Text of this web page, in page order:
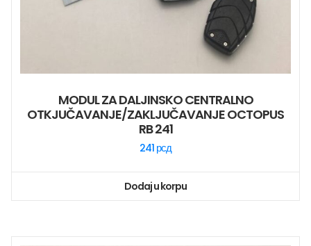
MODUL ZA DALJINSKO CENTRALNO
OTKJUČAVANJE/ZAKLJUČAVANJE OCTOPUS
RB 241
241 рсд
Dodaj u korpu